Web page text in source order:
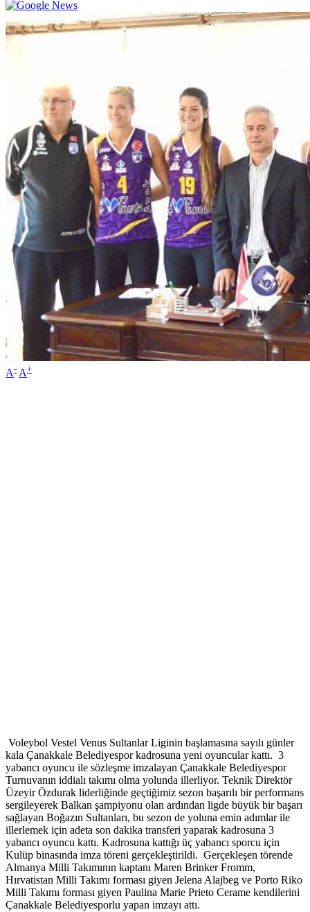
A- A+
Voleybol Vestel Venus Sultanlar Liginin başlamasına sayılı günler
kala Çanakkale Belediyespor kadrosuna yeni oyuncular kattı. 3
yabancı oyuncu ile sözleşme imzalayan Çanakkale Belediyespor
Turnuvanın iddialı takımı olma yolunda illerliyor. Teknik Direktör
Üzeyir Özdurak liderliğinde geçtiğimiz sezon başarılı bir performans
sergileyerek Balkan şampiyonu olan ardından ligde büyük bir başarı
sağlayan Boğazın Sultanları, bu sezon de yoluna emin adımlar ile
illerlemek için adeta son dakika transferi yaparak kadrosuna 3
yabancı oyuncu kattı. Kadrosuna kattığı üç yabancı sporcu için
Kulüp binasında imza töreni gerçekleştirildi. Gerçekleşen törende
Almanya Milli Takımının kaptanı Maren Brinker Fromm,
Hırvatistan Milli Takımı forması giyen Jelena Alajbeg ve Porto Riko
Milli Takımı forması giyen Paulina Marie Prieto Cerame kendilerini
Çanakkale Belediyesporlu yapan imzayı attı.